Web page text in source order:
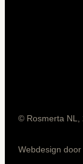
© Rosmerta NL,
Webdesign door